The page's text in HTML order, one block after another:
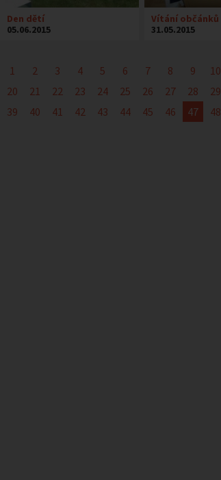
Den dětí
05.06.2015
Vítání občánků
31.05.2015
1 2 3 4 5 6 7 8 9 10
20
21 22 23 24 25 26 27 28 29
39
40 41 42 43 44 45 46 47 48